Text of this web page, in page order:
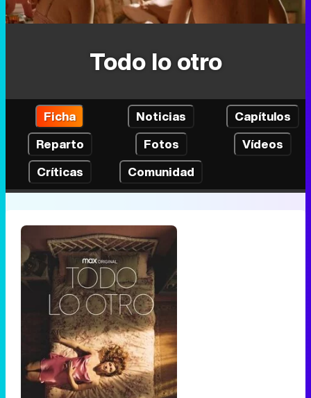
Todo lo otro
Ficha Noticias
Capítulos
Reparto
Fotos
Vídeos
Críticas
Comunidad